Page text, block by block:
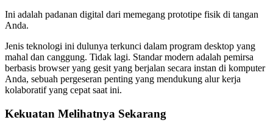
Ini adalah padanan digital dari memegang prototipe fisik di tangan
Anda.
Jenis teknologi ini dulunya terkunci dalam program desktop yang
mahal dan canggung. Tidak lagi. Standar modern adalah pemirsa
berbasis browser yang gesit yang berjalan secara instan di komputer
Anda, sebuah pergeseran penting yang mendukung alur kerja
kolaboratif yang cepat saat ini.
Kekuatan Melihatnya Sekarang